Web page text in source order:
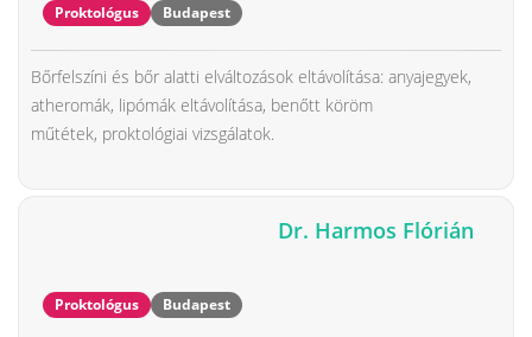
Proktológus Budapest
Bőrfelszíni és bőr alatti elváltozások eltávolítása: anyajegyek,
atheromák, lipómák eltávolítása, benőtt köröm
műtétek, proktológiai vizsgálatok.
Dr. Harmos Flórián
Proktológus Budapest